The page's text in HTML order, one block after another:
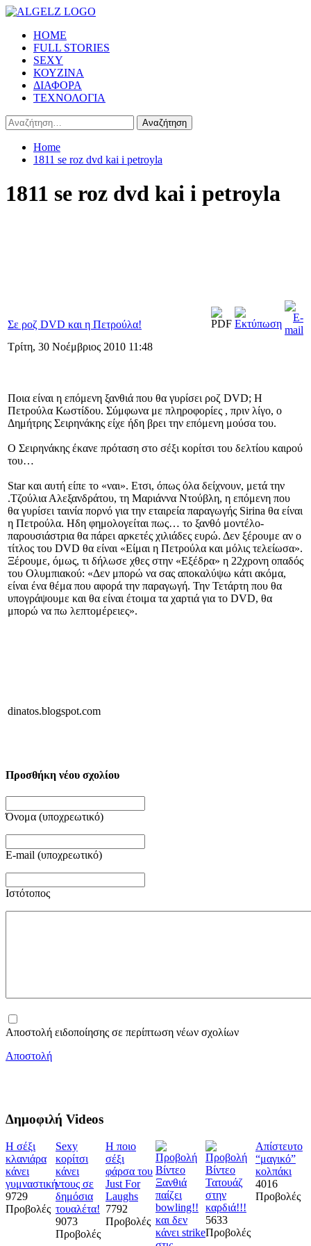
Skip
content
Primary
Menu
HOME
FULL STORIES
SEXY
ΚΟΥΖΙΝΑ
ΔΙΑΦΟΡΑ
ΤΕΧΝΟΛΟΓΙΑ
Αναζήτηση
για:
Home
1811 se roz dvd kai i petroyla
1811 se roz dvd kai i petroyla
Σε ροζ DVD και η Πετρούλα!
Τρίτη, 30 Νοέμβριος 2010 11:48
Ποια είναι η επόμενη ξανθιά που θα γυρίσει ροζ DVD; Η
Πετρούλα Κωστίδου. Σύμφωνα με πληροφορίες , πριν λίγο, ο
Δημήτρης Σειρηνάκης είχε ήδη βρει την επόμενη μούσα του.
Ο Σειρηνάκης έκανε πρόταση στο σέξι κορίτσι του δελτίου καιρού
του…
Star και αυτή είπε το «ναι». Ετσι, όπως όλα δείχνουν, μετά την
.Τζούλια Αλεξανδράτου, τη Μαριάννα Ντούβλη, η επόμενη που
θα γυρίσει ταινία πορνό για την εταιρεία παραγωγής Sirina θα είναι
η Πετρούλα. Ηδη φημολογείται πως… το ξανθό μοντέλο-
παρουσιάστρια θα πάρει αρκετές χιλιάδες ευρώ. Δεν ξέρουμε αν ο
τίτλος του DVD θα είναι «Είμαι η Πετρούλα και μόλις τελείωσα».
Ξέρουμε, όμως, τι δήλωσε χθες στην «Εξέδρα» η 22χρονη οπαδός
του Ολυμπιακού: «Δεν μπορώ να σας αποκαλύψω κάτι ακόμα,
είναι ένα θέμα που αφορά την παραγωγή. Την Τετάρτη που θα
υπογράψουμε και θα είναι έτοιμα τα χαρτιά για το DVD, θα
μπορώ να πω λεπτομέρειες».
dinatos.blogspot.com
Προσθήκη νέου σχολίου
Όνομα (υποχρεωτικό)
E-mail (υποχρεωτικό)
Ιστότοπος
Αποστολή ειδοποίησης σε περίπτωση νέων σχολίων
Αποστολή
Δημοφιλή Videos
Η σέξι
κλανιάρα
κάνει
γυμναστική
9729
Προβολές
Sexy
κορίτσι
κάνει
ντους σε
δημόσια
τουαλέτα!
9073
Προβολές
Η ποιο
σέξι
φάρσα του
Just For
Laughs
7792
Προβολές
Ξανθιά
παίζει
bowling!!
και δεν
κάνει strike
Τατουάζ
στην
καρδιά!!!
5633
Προβολές
Απίστευτο
“μαγικό”
κολπάκι
4016
Προβολές